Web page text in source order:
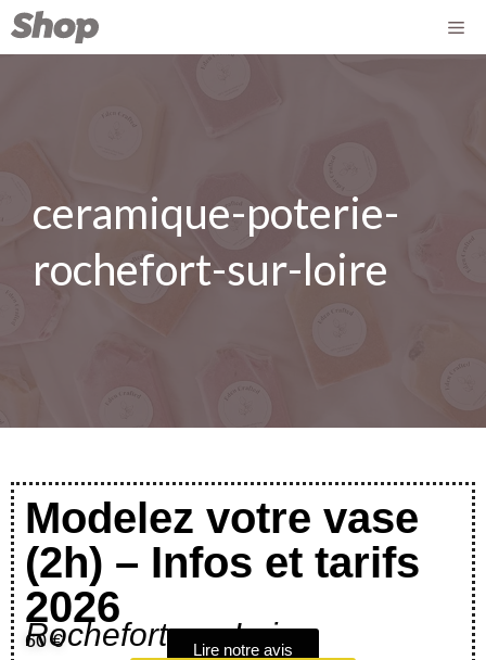
ceramique-poterie-
rochefort-sur-loire
Modelez votre vase
(2h) – Infos et tarifs
2026
Rochefort-sur-Loire
60 €
Lire notre avis